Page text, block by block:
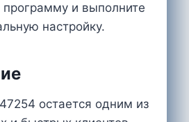
программу и выполните
настройку.
остается одним из